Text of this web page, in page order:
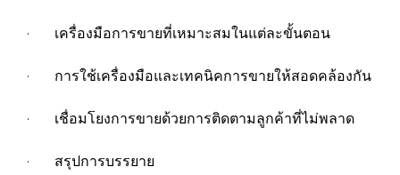
· เครื่องมือการขายที่เหมาะสมในแต่ละขั้นตอน
· การใช้เครื่องมือและเทคนิคการขายให้สอดคล้องกัน
· เชื่อมโยงการขายด้วยการติดตามลูกค้าที่ไม่พลาด
· สรุปการบรรยาย